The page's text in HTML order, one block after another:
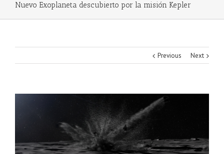
Nuevo Exoplaneta descubierto por la misión Kepler
Previous Next